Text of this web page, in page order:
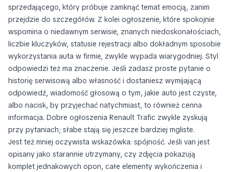
sprzedającego, który próbuje zamknąć temat emocją, zanim
przejdzie do szczegółów. Z kolei ogłoszenie, które spokojnie
wspomina o niedawnym serwisie, znanych niedoskonałościach,
liczbie kluczyków, statusie rejestracji albo dokładnym sposobie
wykorzystania auta w firmie, zwykle wypada wiarygodniej. Styl
odpowiedzi też ma znaczenie. Jeśli zadasz proste pytanie o
historię serwisową albo własność i dostaniesz wymijającą
odpowiedź, wiadomość głosową o tym, jakie auto jest czyste,
albo nacisk, by przyjechać natychmiast, to również cenna
informacja. Dobre ogłoszenia Renault Trafic zwykle zyskują
przy pytaniach; słabe stają się jeszcze bardziej mgliste.
Jest też mniej oczywista wskazówka: spójność. Jeśli van jest
opisany jako starannie utrzymany, czy zdjęcia pokazują
komplet jednakowych opon, całe elementy wykończenia i